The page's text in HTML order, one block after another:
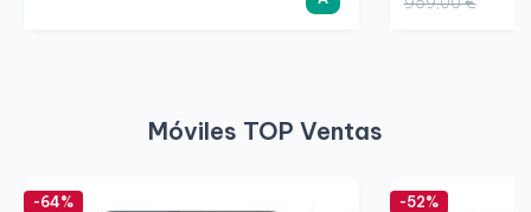
Móviles TOP Ventas
-64% -52%